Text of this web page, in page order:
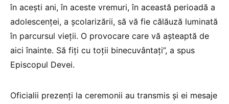
în acești ani, în aceste vremuri, în această perioadă a
adolescenței, a școlarizării, să vă fie călăuză luminată
în parcursul vieții. O provocare care vă așteaptă de
aici înainte. Să fiți cu toții binecuvântați”, a spus
Episcopul Devei.
Oficialii prezenți la ceremonii au transmis și ei mesaje